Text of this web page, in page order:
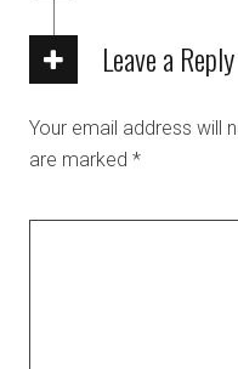
Leave a Reply
Your email address will
are marked *